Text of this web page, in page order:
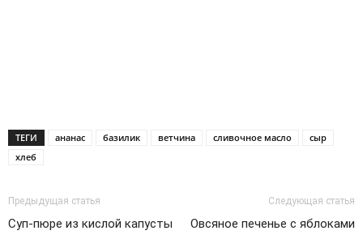
ТЕГИ ананас базилик ветчина сливочное масло
сыр
хлеб
Предыдущая статья
Суп-пюре из кислой капусты
Следующая статья
Овсяное печенье с яблоками